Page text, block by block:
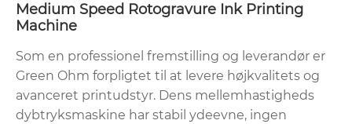
Medium Speed ​​Rotogravure Ink Printing
Machine
Som en professionel fremstilling og leverandør er
Green Ohm forpligtet til at levere højkvalitets og
avanceret printudstyr. Dens mellemhastigheds
dybtryksmaskine har stabil ydeevne, ingen